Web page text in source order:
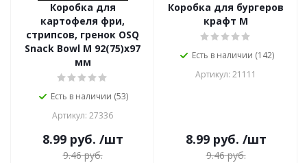
Коробка для
картофеля фри,
стрипсов, гренок OSQ
Snack Bowl M 92(75)х97
мм
Есть в наличии (53)
Артикул: 27336
8.99руб. /шт
9.46руб.
Коробка для бургеров
крафт М
Есть в наличии (142)
Артикул: 21111
8.99руб. /шт
9.46руб.